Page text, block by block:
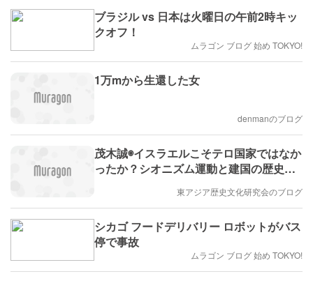
ブラジル vs 日本は火曜日の午前2時キッ
クオフ！
ムラゴン ブログ 始め TOKYO!
1万mから生還した女
denmanのブログ
茂木誠◉イスラエルこそテロ国家ではなか
ったか？シオニズム運動と建国の歴史を
東アジア歴史文化研究会のブログ
シカゴ フードデリバリー ロボットがバス
停で事故
ムラゴン ブログ 始め TOKYO!